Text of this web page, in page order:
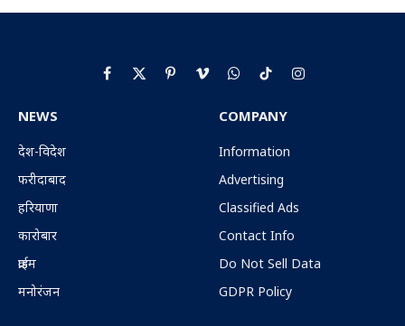
Facebook
X
PinterestVimeoWhatsApp
TikTokInstagram
NEWS
देश-विदेश
फरीदाबाद
हरियाणा
कारोबार
क्राईम
मनोरंजन
COMPANY
Information
Advertising
Classified Ads
Contact Info
Do Not Sell Data
GDPR Policy